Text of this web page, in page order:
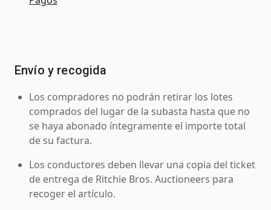
Envío y recogida
Los compradores no podrán retirar los lotes
comprados del lugar de la subasta hasta que no
se haya abonado íntegramente el importe total
de su factura.
Los conductores deben llevar una copia del ticket
de entrega de Ritchie Bros. Auctioneers para
recoger el artículo.